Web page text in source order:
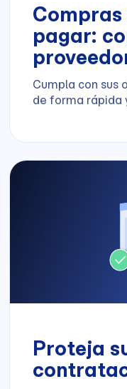
pagar:
Cumpla con sus
de forma rápida
Proteja